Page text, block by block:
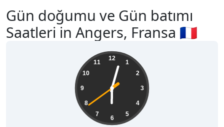
Gün doğumu ve Gün batımı
Saatleri in Angers, Fransa 🇫🇷
12
1
2
3
4
5
6
7
8
9
10
11